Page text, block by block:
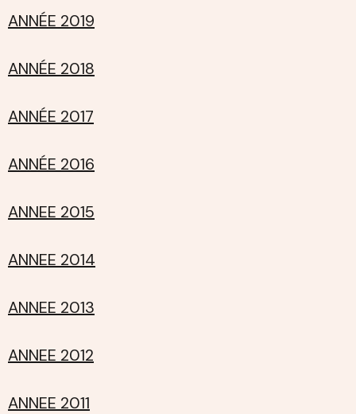
ANNÉE 2019
ANNÉE 2018
ANNÉE 2017
ANNÉE 2016
ANNEE 2015
ANNEE 2014
ANNEE 2013
ANNEE 2012
ANNEE 2011